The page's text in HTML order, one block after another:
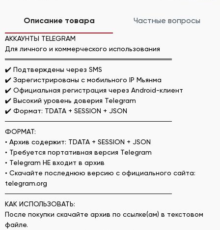
Описание товара Частные вопросы
АККАУНТЫ TELEGRAM
Для личного и коммерческого использования
══════════════════════════════════
✔️ Подтверждены через SMS
✔️ Зарегистрированы с мобильного IP Мьянма
✔️ Официальная регистрация через Android-клиент
✔️ Высокий уровень доверия Telegram
✔️ Формат: TDATA + SESSION + JSON
──────────────────────────────────
ФОРМАТ:
• Архив содержит: TDATA + SESSION + JSON
• Требуется портативная версия Telegram
• Telegram НЕ входит в архив
• Скачайте последнюю версию с официального сайта:
telegram.org
──────────────────────────────────
КАК ИСПОЛЬЗОВАТЬ:
После покупки скачайте архив по ссылке(ам) в текстовом
файле.